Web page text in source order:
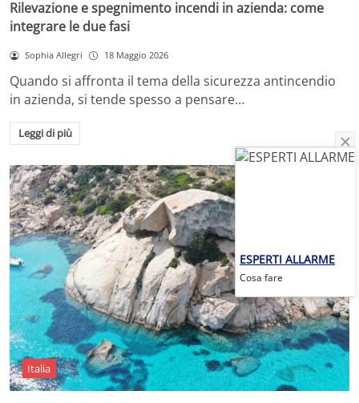
Rilevazione e spegnimento incendi in azienda: come
integrare le due fasi
Sophia Allegri 18 Maggio 2026
Quando si affronta il tema della sicurezza antincendio
in azienda, si tende spesso a pensare…
Leggi di più
Italia
ESPERTI ALLARME
Cosa fare